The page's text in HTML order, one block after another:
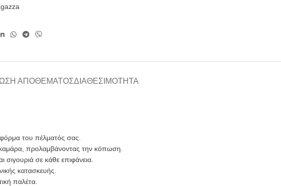
ΑΠΟΘΈΜΑΤΟΣΔΙΑΘΕΣΙΜΌΤΗΤΑ
του πέλματός σας.
προλαμβάνοντας την κόπωση.
σε κάθε επιφάνεια.
κατασκευής.
παλέτα.